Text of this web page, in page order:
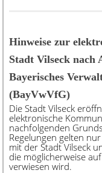
Hinweise zur
Stadt Vilseck nach
Bayerisches
(BayVwVfG)
Die Stadt Vilseck
elektronische
nachfolgenden
Regelungen gelten
mit der Stadt Vilseck
die möglicherweise
verwiesen wird.